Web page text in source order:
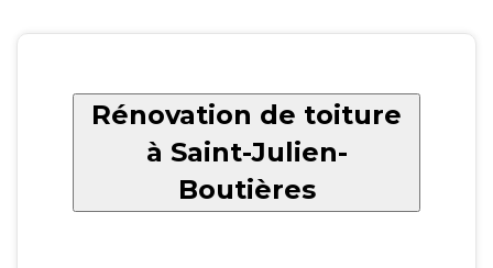
Rénovation de toiture
à Saint-Julien-
Boutières